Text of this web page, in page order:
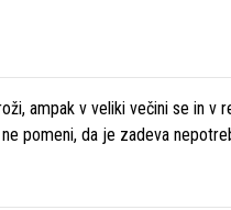
ampak v veliki večini se in v
pomeni, da je zadeva